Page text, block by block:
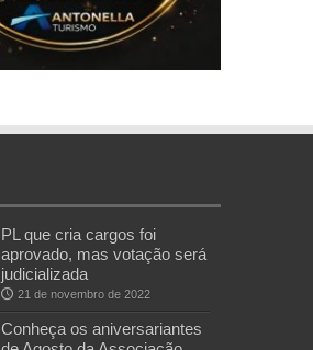
PL que cria cargos foi
aprovado, mas votação será
judicializada
21 de novembro de 2022
Conheça os aniversariantes